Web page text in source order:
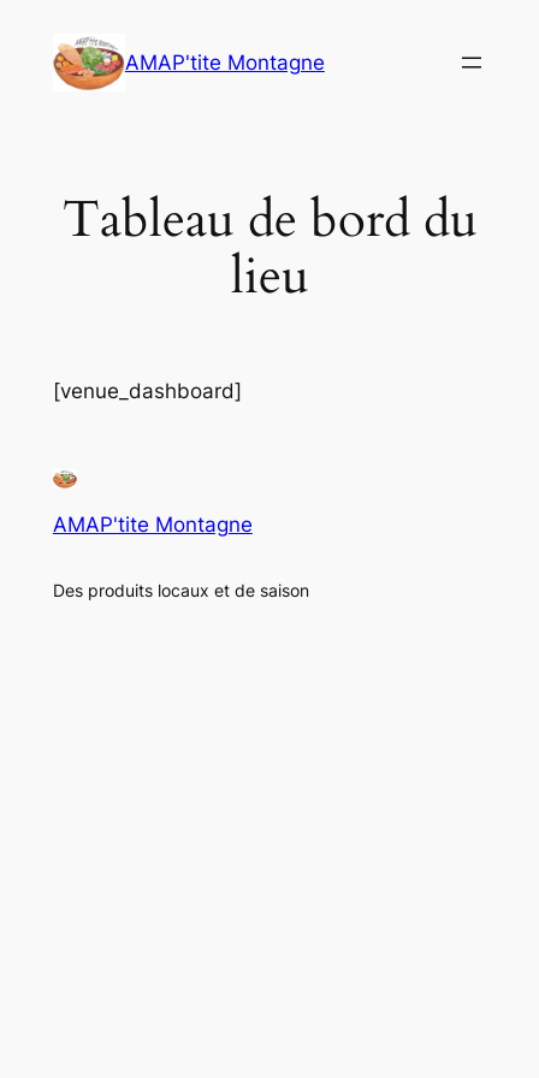
contenu
AMAP'tite Montagne
Tableau de bord du
lieu
[venue_dashboard]
AMAP'tite Montagne
Des produits locaux et de saison